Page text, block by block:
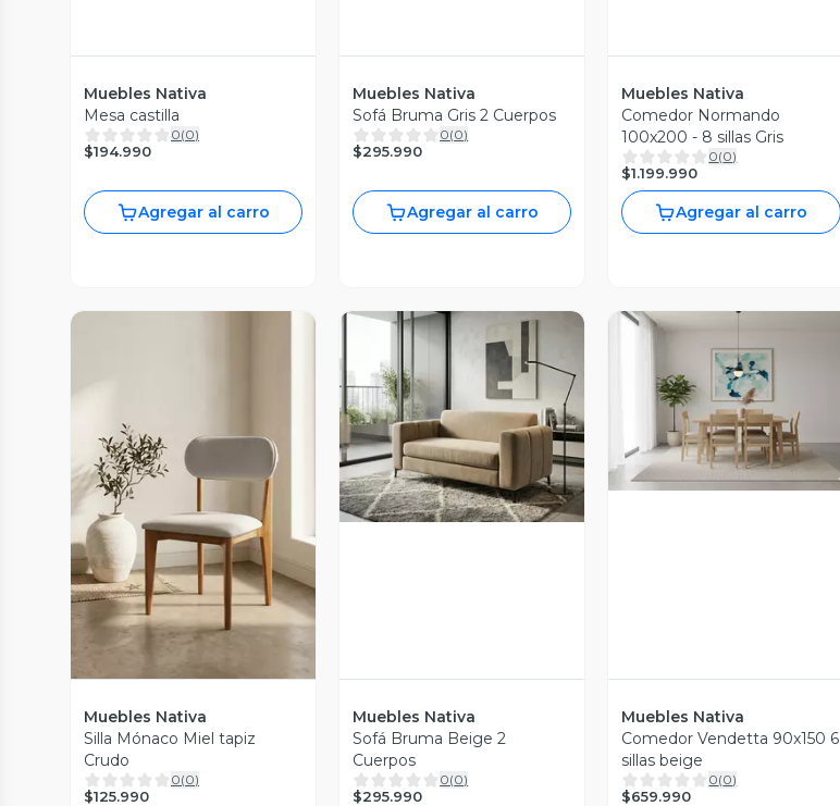
Muebles Nativa
Mesa castilla
0(0)
$194.990
Agregar al carro
Muebles Nativa
Sofá Bruma Gris 2 Cuerpos
0(0)
$295.990
Agregar al carro
Muebles Nativa
Comedor Normando
100x200 - 8 sillas Gris
0(0)
$1.199.990
Agregar al carro
Vista Previa
Muebles Nativa
Silla Mónaco Miel tapiz
Crudo
0(0)
$125.990
Vista Previa
Muebles Nativa
Sofá Bruma Beige 2
Cuerpos
0(0)
$295.990
Vista Previa
Muebles Nativa
Comedor Vendetta 90x150 6
sillas beige
0(0)
$659.990